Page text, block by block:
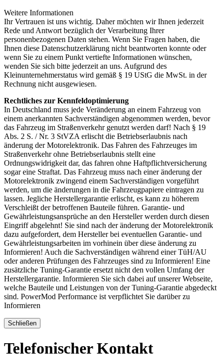
Weitere Informationen
Ihr Vertrauen ist uns wichtig. Daher möchten wir Ihnen jederzeit
Rede und Antwort bezüglich der Verarbeitung Ihrer
personenbezogenen Daten stehen. Wenn Sie Fragen haben, die
Ihnen diese Datenschutzerklärung nicht beantworten konnte oder
wenn Sie zu einem Punkt vertiefte Informationen wünschen,
wenden Sie sich bitte jederzeit an uns. Aufgrund des
Kleinunternehmerstatus wird gemäß § 19 UStG die MwSt. in der
Rechnung nicht ausgewiesen.
Rechtliches zur Kennfeldoptimierung
In Deutschland muss jede Veränderung an einem Fahrzeug von
einem anerkannten Sachverständigen abgenommen werden, bevor
das Fahrzeug im Straßenverkehr genutzt werden darf! Nach § 19
Abs. 2 S. / Nr. 3 StVZA erlischt die Betriebserlaubnis nach
änderung der Motorelektronik. Das Fahren des Fahrzeuges im
Straßenverkehr ohne Betriebserlaubnis stellt eine
Ordnungswidrigkeit dar, das fahren ohne Haftpflichtversicherung
sogar eine Straftat. Das Fahrzeug muss nach einer änderung der
Motorelektronik zwingend einem Sachverständigen vorgeführt
werden, um die änderungen in die Fahrzeugpapiere eintragen zu
lassen. Jegliche Herstellergarantie erlischt, es kann zu höherem
Verschleißt der betroffenen Bauteile führen. Garantie- und
Gewährleistungsansprüche an den Hersteller werden durch diesen
Eingriff abgelehnt! Sie sind nach der änderung der Motorelektronik
dazu aufgefordert, dem Hersteller bei eventuellen Garantie- und
Gewährleistungsarbeiten im vorhinein über diese änderung zu
Informieren! Auch die Sachverständigen während einer TüH/AU
oder anderen Prüfungen des Fahrzeuges sind zu Informieren! Eine
zusätzliche Tuning-Garantie ersetzt nicht den vollen Umfang der
Herstellergarantie. Informieren Sie sich dabei auf unserer Webseite,
welche Bauteile und Leistungen von der Tuning-Garantie abgedeckt
sind. PowerMod Performance ist verpflichtet Sie darüber zu
Informieren
Schließen
Telefonischer Kontakt